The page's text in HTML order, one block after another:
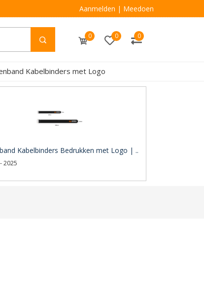
Aanmelden | Meedoen
0 0 0
Kabelbinders met Logo
Kabelbinders Bedrukken met Logo | ..
2025